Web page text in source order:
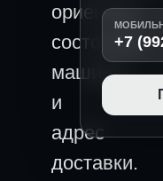
ориентир,
состояние
машины
и
адрес
доставки.
+7